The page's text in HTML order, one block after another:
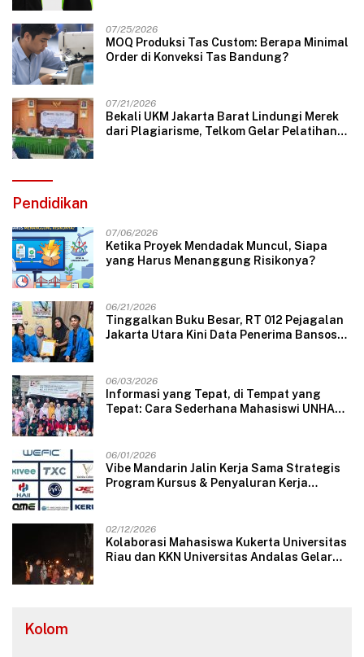
07/25/2026
MOQ Produksi Tas Custom: Berapa Minimal
Order di Konveksi Tas Bandung?
07/21/2026
Bekali UKM Jakarta Barat Lindungi Merek
dari Plagiarisme, Telkom Gelar Pelatihan
Pendidikan
07/06/2026
Ketika Proyek Mendadak Muncul, Siapa
yang Harus Menanggung Risikonya?
06/21/2026
Tinggalkan Buku Besar, RT 012 Pejagalan
Jakarta Utara Kini Data Penerima Bansos
06/03/2026
Informasi yang Tepat, di Tempat yang
Tepat: Cara Sederhana Mahasiswi UNHAS
06/01/2026
Vibe Mandarin Jalin Kerja Sama Strategis
Program Kursus & Penyaluran Kerja
02/12/2026
Kolaborasi Mahasiswa Kukerta Universitas
Riau dan KKN Universitas Andalas Gelar
Kolom